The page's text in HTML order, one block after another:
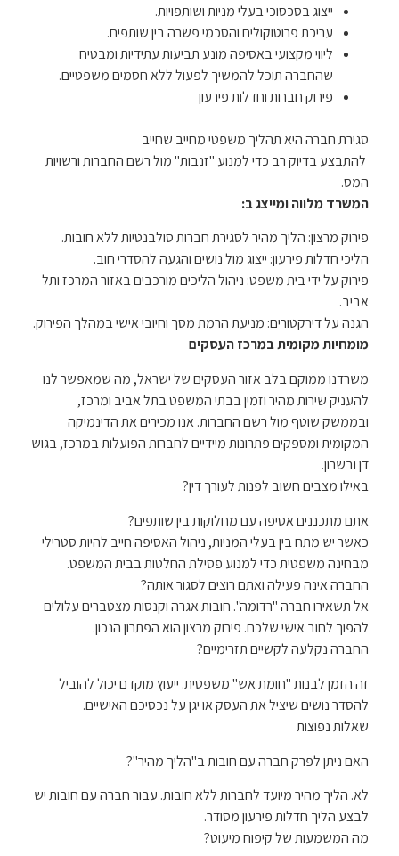
ייצוג בסכסוכי בעלי מניות ושותפויות.
עריכת פרוטוקולים והסכמי פשרה בין שותפים.
ליווי מקצועי באסיפה מונע תביעות עתידיות ומבטיח
שהחברה תוכל להמשיך לפעול ללא חסמים משפטיים.
פירוק חברות וחדלות פירעון
סגירת חברה היא תהליך משפטי מחייב שחייב
להתבצע בדיוק רב כדי למנוע "זנבות" מול רשם החברות ורשויות
המס.
המשרד מלווה ומייצג ב:
פירוק מרצון: הליך מהיר לסגירת חברות סולבנטיות ללא חובות.
הליכי חדלות פירעון: ייצוג מול נושים והגעה להסדרי חוב.
פירוק על ידי בית משפט: ניהול הליכים מורכבים באזור המרכז ותל
אביב.
הגנה על דירקטורים: מניעת הרמת מסך וחיובי אישי במהלך הפירוק.
מומחיות מקומית במרכז העסקים
משרדנו ממוקם בלב אזור העסקים של ישראל, מה שמאפשר לנו
להעניק שירות מהיר וזמין בבתי המשפט בתל אביב ומרכז,
ובממשק שוטף מול רשם החברות. אנו מכירים את הדינמיקה
המקומית ומספקים פתרונות מיידיים לחברות הפועלות במרכז, בגוש
דן ובשרון.
באילו מצבים חשוב לפנות לעורך דין?
אתם מתכננים אסיפה עם מחלוקות בין שותפים?
כאשר יש מתח בין בעלי המניות, ניהול האסיפה חייב להיות סטרילי
מבחינה משפטית כדי למנוע פסילת החלטות בבית המשפט.
החברה אינה פעילה ואתם רוצים לסגור אותה?
אל תשאירו חברה "רדומה". חובות אגרה וקנסות מצטברים עלולים
להפוך לחוב אישי שלכם. פירוק מרצון הוא הפתרון הנכון.
החברה נקלעה לקשיים תזרימיים?
זה הזמן לבנות "חומת אש" משפטית. ייעוץ מוקדם יכול להוביל
להסדר נושים שיציל את העסק או יגן על נכסיכם האישיים.
שאלות נפוצות
האם ניתן לפרק חברה עם חובות ב"הליך מהיר"?
לא. הליך מהיר מיועד לחברות ללא חובות. עבור חברה עם חובות יש
לבצע הליך חדלות פירעון מסודר.
מה המשמעות של קיפוח מיעוט?